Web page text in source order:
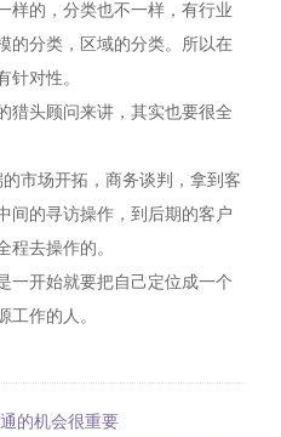
样的，分类也不一样，有行业
的分类，区域的分类。所以在
针对性。
猎头顾问来讲，其实也要很全
市场开拓，商务谈判，拿到客
间的寻访操作，到后期的客户
程去操作的。
一开始就要把自己定位成一个
工作的人。
的机会很重要